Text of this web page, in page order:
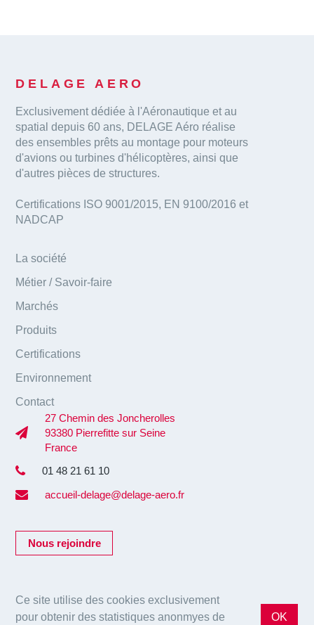
Ce site utilise des cookies exclusivement
pour obtenir des statistiques anonmyes de
OK
DELAGE AERO
Exclusivement dédiée à l'Aéronautique et au
spatial depuis 60 ans, DELAGE Aéro réalise
des ensembles prêts au montage pour moteurs
d'avions ou turbines d'hélicoptères, ainsi que
d'autres pièces de structures.
Certifications ISO 9001/2015, EN 9100/2016 et
NADCAP
La société
Métier / Savoir-faire
Marchés
Produits
Certifications
Environnement
Contact
27 Chemin des Joncherolles
93380 Pierrefitte sur Seine
France
01 48 21 61 10
accueil-delage@delage-aero.fr
Nous rejoindre